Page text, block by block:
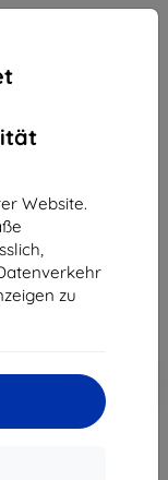
Website.
zu
RC / RC 2
In den
Warenkorb